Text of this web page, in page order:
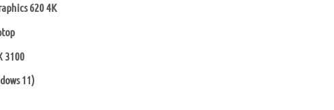
620 4K
3100
11)